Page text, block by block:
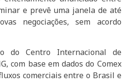
e prevê uma janela de até
negociações, sem acordo
do Centro Internacional de
com base em dados do Comex
comerciais entre o Brasil e